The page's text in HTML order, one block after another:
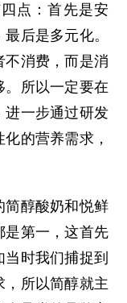
点：首先是安
后是多元化。
不消费，而是消
。所以一定要在
进一步通过研发
的营养需求，
醇酸奶和悦鲜
是第一，这首先
时我们捕捉到
，所以简醇就主